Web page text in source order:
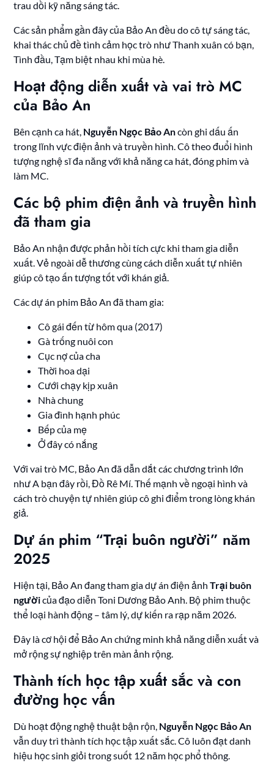
trau dồi kỹ năng sáng tác.
Các sản phẩm gần đây của Bảo An đều do cô tự sáng tác,
khai thác chủ đề tình cảm học trò như Thanh xuân có bạn,
Tình đầu, Tạm biệt nhau khi mùa hè.
Hoạt động diễn xuất và vai trò MC
của Bảo An
Bên cạnh ca hát, Nguyễn Ngọc Bảo Ancòn ghi dấu ấn
trong lĩnh vực điện ảnh và truyền hình. Cô theo đuổi hình
tượng nghệ sĩ đa năng với khả năng ca hát, đóng phim và
làm MC.
Các bộ phim điện ảnh và truyền hình
đã tham gia
Bảo An nhận được phản hồi tích cực khi tham gia diễn
xuất. Vẻ ngoài dễ thương cùng cách diễn xuất tự nhiên
giúp cô tạo ấn tượng tốt với khán giả.
Các dự án phim Bảo An đã tham gia:
Cô gái đến từ hôm qua (2017)
Gà trống nuôi con
Cục nợ của cha
Thời hoa dại
Cưới chạy kịp xuân
Nhà chung
Gia đình hạnh phúc
Bếp của mẹ
Ở đây có nắng
Với vai trò MC, Bảo An đã dẫn dắt các chương trình lớn
như A bạn đây rồi, Đồ Rê Mí. Thế mạnh về ngoại hình và
cách trò chuyện tự nhiên giúp cô ghi điểm trong lòng khán
giả.
Dự án phim “Trại buôn người” năm
2025
Hiện tại, Bảo An đang tham gia dự án điện ảnhTrại buôn
ngườicủa đạo diễn Toni Dương Bảo Anh. Bộ phim thuộc
thể loại hành động – tâm lý, dự kiến ra rạp năm 2026.
Đây là cơ hội để Bảo An chứng minh khả năng diễn xuất và
mở rộng sự nghiệp trên màn ảnh rộng.
Thành tích học tập xuất sắc và con
đường học vấn
Dù hoạt động nghệ thuật bận rộn, Nguyễn Ngọc Bảo An
vẫn duy trì thành tích học tập xuất sắc. Cô luôn đạt danh
hiệu học sinh giỏi trong suốt 12 năm học phổ thông.